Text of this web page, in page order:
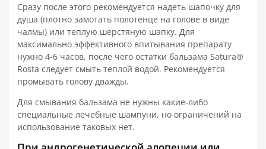
Сразу после этого рекомендуется надеть шапочку для
душа (плотно замотать полотенце на голове в виде
чалмы) или теплую шерстяную шапку. Для
максимально эффективного впитывания препарату
нужно 4-6 часов, после чего остатки бальзама Satura®
Rosta следует смыть теплой водой. Рекомендуется
промывать голову дважды.
Для смывания бальзама не нужны какие-либо
специальные лечебные шампуни, но ограничений на
использование таковых нет.